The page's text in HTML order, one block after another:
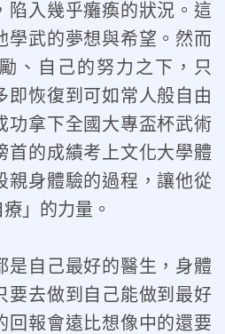
陷入幾乎癱瘓的狀況。這
學武的夢想與希望。然而
、自己的努力之下，只
即恢復到可如常人般自由
功拿下全國大專盃杯武術
首的成績考上文化大學體
親身體驗的過程，讓他從
」的力量。
是自己最好的醫生，身體
要去做到自己能做到最好
回報會遠比想像中的還要